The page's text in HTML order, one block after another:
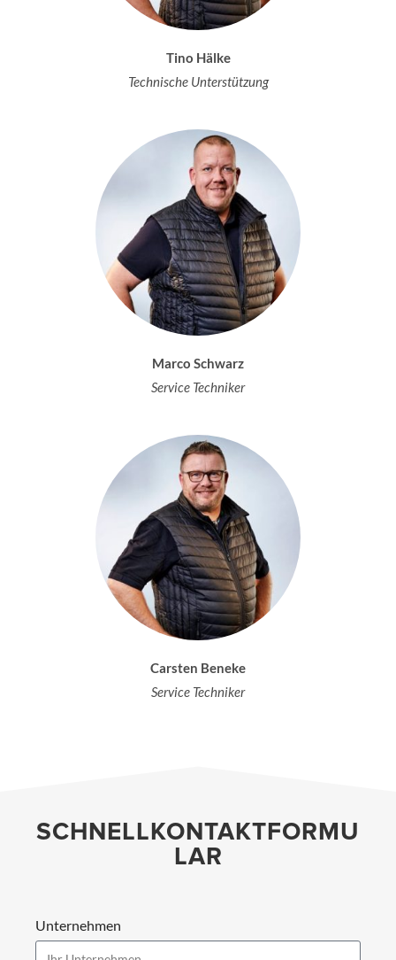
Tino Hälke
Technische Unterstützung
Marco Schwarz
Service Techniker
Carsten Beneke
Service Techniker
SCHNELLKONTAKTFORMU
LAR
Unternehmen